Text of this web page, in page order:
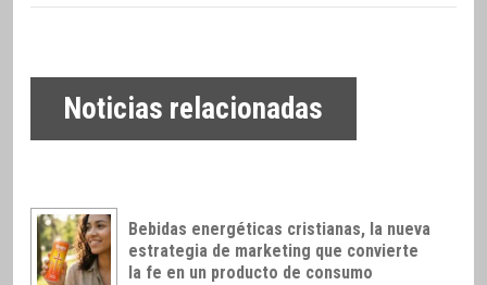
Noticias relacionadas
Bebidas energéticas cristianas, la nueva
estrategia de marketing que convierte
la fe en un producto de consumo